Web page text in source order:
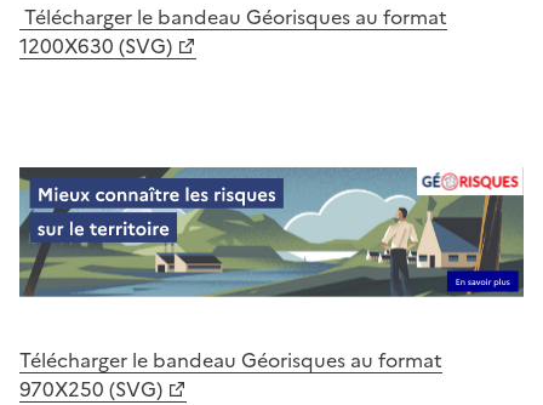
Télécharger le bandeau Géorisques au format
1200X630 (SVG)
Télécharger le bandeau Géorisques au format
970X250 (SVG)